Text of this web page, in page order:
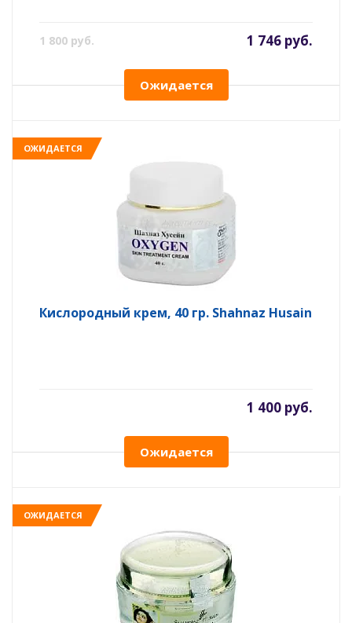
1 800 руб. 1 746 руб.
Ожидается
ОЖИДАЕТСЯ
Кислородный крем, 40 гр. Shahnaz Husain
1 400 руб.
Ожидается
ОЖИДАЕТСЯ